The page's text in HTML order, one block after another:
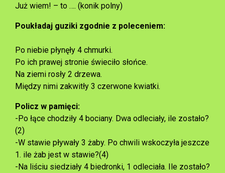
Już wiem! – to …. (konik polny)
Poukładaj guziki zgodnie z poleceniem:
Po niebie płynęły 4 chmurki.
Po ich prawej stronie świeciło słońce.
Na ziemi rosły 2 drzewa.
Między nimi zakwitły 3 czerwone kwiatki.
Policz w pamięci:
-Po łące chodziły 4 bociany. Dwa odleciały, ile zostało?
(2)
-W stawie pływały 3 żaby. Po chwili wskoczyła jeszcze
1. ile żab jest w stawie?(4)
-Na liściu siedziały 4 biedronki, 1 odleciała. Ile zostało?